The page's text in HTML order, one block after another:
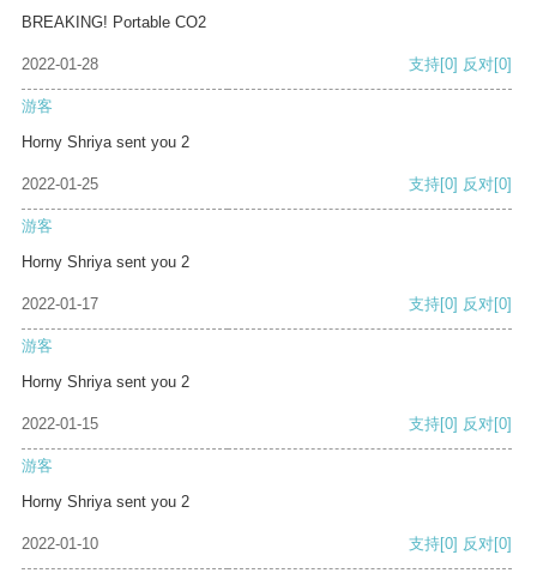
BREAKING! Portable CO2
2022-01-28 支持[0] 反对[0]
游客
Horny Shriya sent you 2
2022-01-25 支持[0] 反对[0]
游客
Horny Shriya sent you 2
2022-01-17 支持[0] 反对[0]
游客
Horny Shriya sent you 2
2022-01-15 支持[0] 反对[0]
游客
Horny Shriya sent you 2
2022-01-10 支持[0] 反对[0]